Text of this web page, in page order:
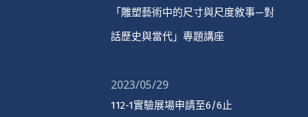
「雕塑藝術中的尺寸與尺度敘事—對
話歷史與當代」專題講座
2023/05/29
112-1實驗展場申請至6/6止